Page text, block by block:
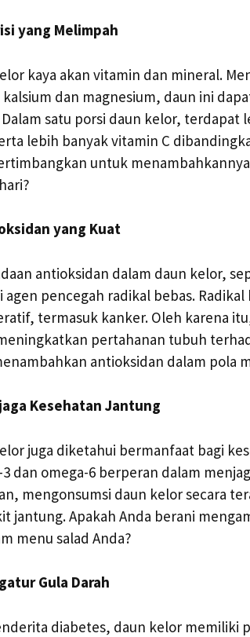
yang Melimpah
kaya akan vitamin dan mineral.
dan magnesium, daun ini
Dalam satu porsi daun kelor,
lebih banyak vitamin C
untuk
yang Kuat
antioksidan dalam daun kelor,
agen pencegah radikal bebas.
termasuk kanker. Oleh karena
pertahanan tubuh
antioksidan dalam pola
Kesehatan Jantung
juga diketahui bermanfaat bagi
dan omega-6 berperan dalam
mengonsumsi daun kelor secara
jantung. Apakah Anda berani
menu salad Anda?
Gula Darah
diabetes, daun kelor memiliki